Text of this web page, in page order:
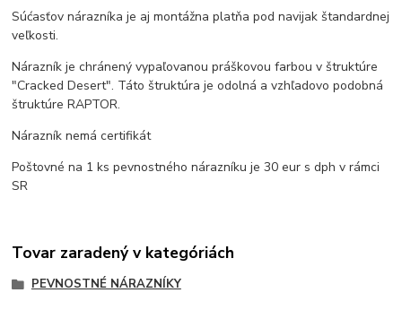
Súćasťov nárazníka je aj montážna platňa pod navijak štandardnej
veľkosti.
Nárazník je chránený vypaľovanou práškovou farbou v štruktúre
"Cracked Desert". Táto štruktúra je odolná a vzhľadovo podobná
štruktúre RAPTOR.
Nárazník nemá certifikát
Poštovné na 1 ks pevnostného nárazníku je 30 eur s dph v rámci
SR
Tovar zaradený v kategóriách
PEVNOSTNÉ NÁRAZNÍKY